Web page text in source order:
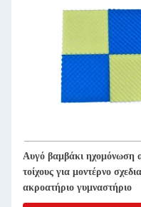
Αυγό βαμβάκι ηχομόνωση
τοίχους για μοντέρνο
ακροατήριο γυμναστήριο